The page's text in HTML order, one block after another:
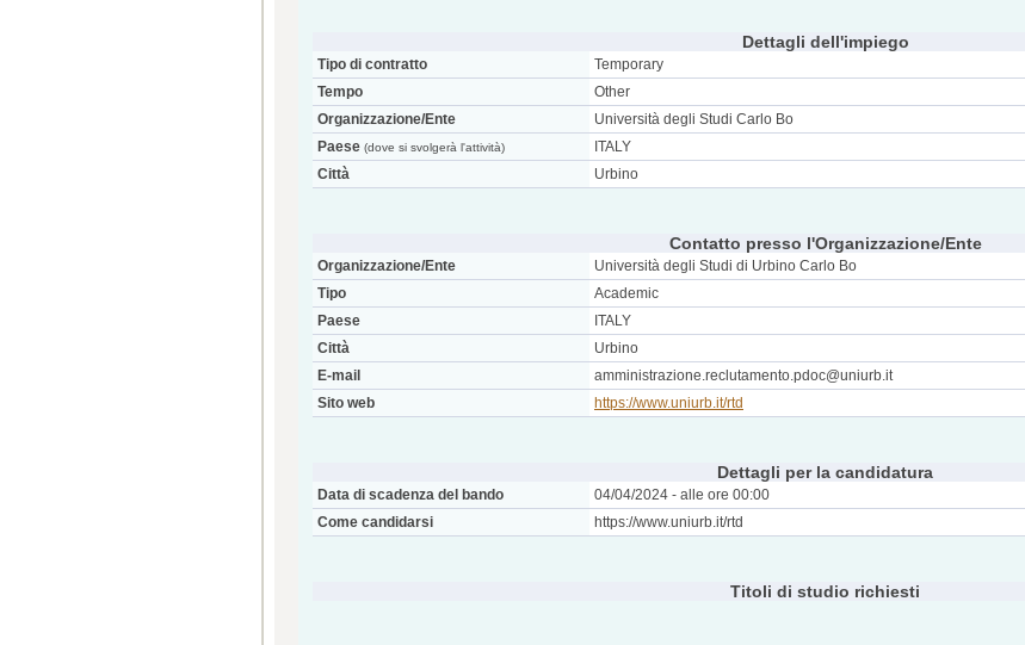
Dettagli dell'impiego
Tipo di contratto
Temporary
Tempo
Other
Organizzazione/Ente
Università degli Studi Carlo Bo
Paese (dove si svolgerà l'attività)
ITALY
Città
Urbino
Contatto presso l'Organizzazione/Ente
Organizzazione/Ente
Università degli Studi di Urbino Carlo Bo
Tipo
Academic
Paese
ITALY
Città
Urbino
E-mail
amministrazione.reclutamento.pdoc@uniurb.it
Sito web
https://www.uniurb.it/rtd
Dettagli per la candidatura
Data di scadenza del bando
04/04/2024 - alle ore 00:00
Come candidarsi
https://www.uniurb.it/rtd
Titoli di studio richiesti